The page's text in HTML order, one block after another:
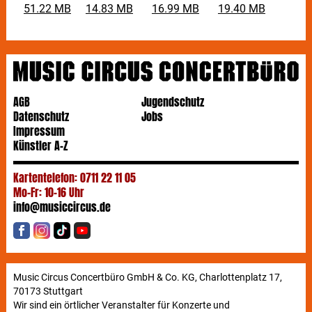
51.22 MB 14.83 MB 16.99 MB 19.40 MB
AGB
Datenschutz
Impressum
Jugendschutz
Jobs
Künstler A-Z
Kartentelefon: 0711 22 11 05
Mo-Fr: 10-16 Uhr
info@musiccircus.de
Music Circus Concertbüro GmbH & Co. KG, Charlottenplatz 17,
70173 Stuttgart
Wir sind ein örtlicher Veranstalter für Konzerte und